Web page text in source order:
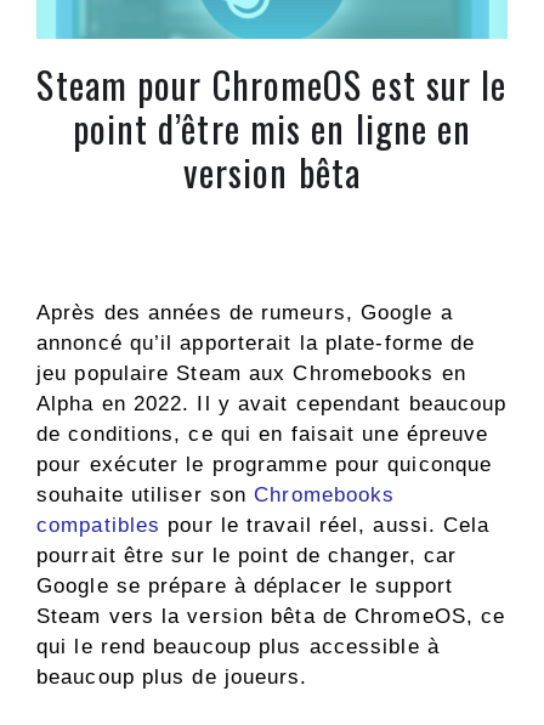
Steam pour ChromeOS est sur le
point d’être mis en ligne en
version bêta
Après des années de rumeurs, Google a
annoncé qu’il apporterait la plate-forme de
jeu populaire Steam aux Chromebooks en
Alpha en 2022. Il y avait cependant beaucoup
de conditions, ce qui en faisait une épreuve
pour exécuter le programme pour quiconque
souhaite utiliser sonChromebooks
compatibles pour le travail réel, aussi. Cela
pourrait être sur le point de changer, car
Google se prépare à déplacer le support
Steam vers la version bêta de ChromeOS, ce
qui le rend beaucoup plus accessible à
beaucoup plus de joueurs.